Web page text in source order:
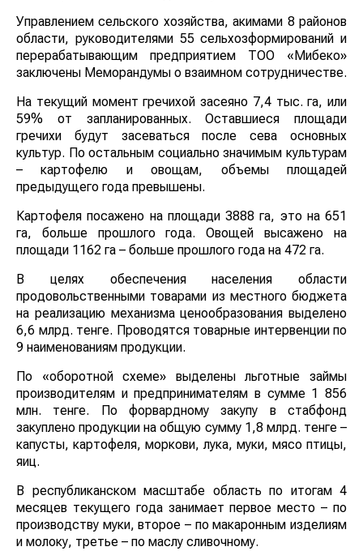
Управлением сельского хозяйства, акимами 8 районов
области, руководителями 55 сельхозформирований и
перерабатывающим предприятием ТОО «Мибеко»
заключены Меморандумы о взаимном сотрудничестве.
На текущий момент гречихой засеяно 7,4 тыс. га, или
59% от запланированных. Оставшиеся площади
гречихи будут засеваться после сева основных
культур. По остальным социально значимым культурам
– картофелю и овощам, объемы площадей
предыдущего года превышены.
Картофеля посажено на площади 3888 га, это на 651
га, больше прошлого года. Овощей высажено на
площади 1162 га – больше прошлого года на 472 га.
В целях обеспечения населения области
продовольственными товарами из местного бюджета
на реализацию механизма ценообразования выделено
6,6 млрд. тенге. Проводятся товарные интервенции по
9 наименованиям продукции.
По «оборотной схеме» выделены льготные займы
производителям и предпринимателям в сумме 1 856
млн. тенге. По форвардному закупу в стабфонд
закуплено продукции на общую сумму 1,8 млрд. тенге –
капусты, картофеля, моркови, лука, муки, мясо птицы,
яиц.
В республиканском масштабе область по итогам 4
месяцев текущего года занимает первое место – по
производству муки, второе – по макаронным изделиям
и молоку, третье – по маслу сливочному.